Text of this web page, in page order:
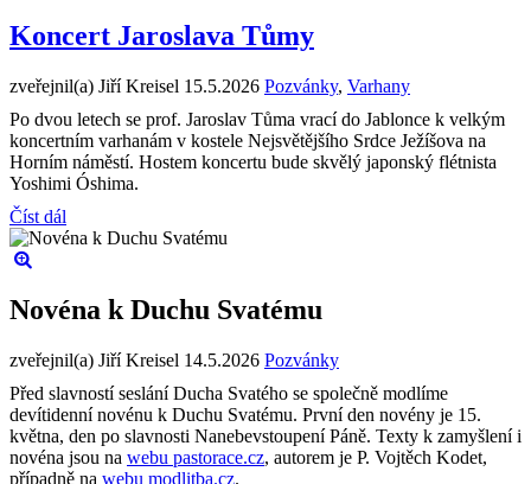
Koncert Jaroslava Tůmy
zveřejnil(a) Jiří Kreisel 15.5.2026 Pozvánky, Varhany
Po dvou letech se prof. Jaroslav Tůma vrací do Jablonce k velkým
koncertním varhanám v kostele Nejsvětějšího Srdce Ježíšova na
Horním náměstí. Hostem koncertu bude skvělý japonský flétnista
Yoshimi Óshima.
Číst dál
Novéna k Duchu Svatému
zveřejnil(a) Jiří Kreisel 14.5.2026 Pozvánky
Před slavností seslání Ducha Svatého se společně modlíme
devítidenní novénu k Duchu Svatému. První den novény je 15.
května, den po slavnosti Nanebevstoupení Páně. Texty k zamyšlení i
novéna jsou na webu pastorace.cz, autorem je P. Vojtěch Kodet,
případně na webu modlitba.cz.